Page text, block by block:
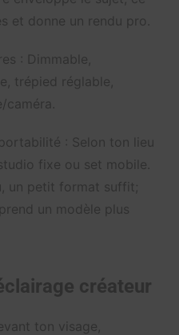
et donne un rendu pro.
: Dimmable,
trépied réglable,
: Selon ton lieu
fixe ou set mobile.
un petit format suffit;
un modèle plus
créateur
ton visage,